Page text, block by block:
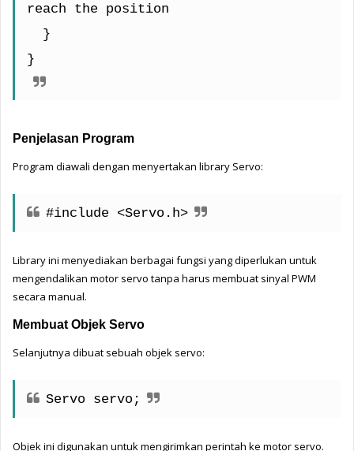
reach the position
}
}
Penjelasan Program
Program diawali dengan menyertakan library Servo:
#include <Servo.h>
Library ini menyediakan berbagai fungsi yang diperlukan untuk
mengendalikan motor servo tanpa harus membuat sinyal PWM
secara manual.
Membuat Objek Servo
Selanjutnya dibuat sebuah objek servo:
Servo servo;
Objek ini digunakan untuk mengirimkan perintah ke motor servo.